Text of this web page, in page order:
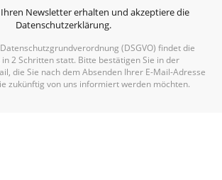
Newsletter erhalten und akzeptiere die
Datenschutzerklärung.
Alternative:(DSGVO) findet die
2 Schritten statt. Bitte bestätigen Sie in der
die Sie nach dem Absenden Ihrer E-Mail-Adresse
zukünftig von uns informiert werden möchten.